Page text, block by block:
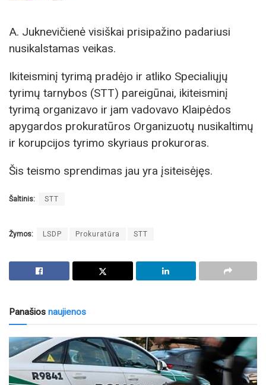
A. Juknevičienė visiškai prisipažino padariusi
nusikalstamas veikas.
Ikiteisminį tyrimą pradėjo ir atliko Specialiųjų
tyrimų tarnybos (STT) pareigūnai, ikiteisminį
tyrimą organizavo ir jam vadovavo Klaipėdos
apygardos prokuratūros Organizuotų nusikaltimų
ir korupcijos tyrimo skyriaus prokuroras.
Šis teismo sprendimas jau yra įsiteisėjęs.
Šaltinis: STT
Žymos: LSDP Prokuratūra STT
Panašios naujienos